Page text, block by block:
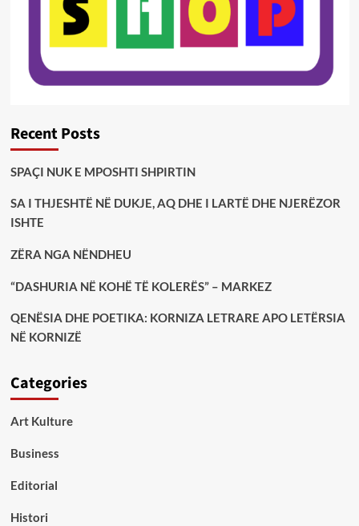
Recent Posts
SPAÇI NUK E MPOSHTI SHPIRTIN
SA I THJESHTË NË DUKJE, AQ DHE I LARTË DHE NJERËZOR
ISHTE
ZËRA NGA NËNDHEU
“DASHURIA NË KOHË TË KOLERËS” – MARKEZ
QENËSIA DHE POETIKA: KORNIZA LETRARE APO LETËRSIA
NË KORNIZË
Categories
Art Kulture
Business
Editorial
Histori